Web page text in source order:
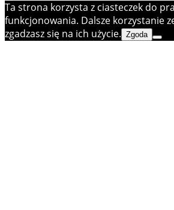
Ta strona korzysta z ciasteczek do
funkcjonowania. Dalsze korzystanie
zgadzasz się na ich użycie. Zgoda